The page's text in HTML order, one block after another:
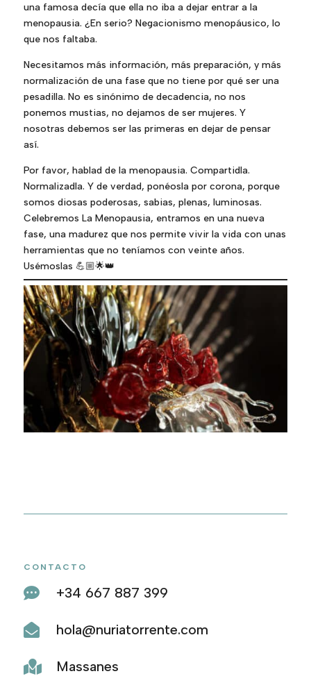
una famosa decía que ella no iba a dejar entrar a la
menopausia. ¿En serio? Negacionismo menopáusico, lo
que nos faltaba.
Necesitamos más información, más preparación, y más
normalización de una fase que no tiene por qué ser una
pesadilla. No es sinónimo de decadencia, no nos
ponemos mustias, no dejamos de ser mujeres. Y
nosotras debemos ser las primeras en dejar de pensar
así.
Por favor, hablad de la menopausia. Compartidla.
Normalizadla. Y de verdad, ponéosla por corona, porque
somos diosas poderosas, sabias, plenas, luminosas.
Celebremos La Menopausia, entramos en una nueva
fase, una madurez que nos permite vivir la vida con unas
herramientas que no teníamos con veinte años.
Usémoslas 💪🏼🌟👑
CONTACTO
 +34 667 887 399
 hola@nuriatorrente.com
 Massanes